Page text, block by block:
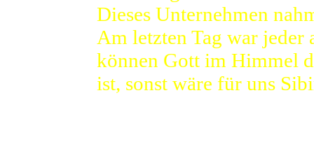
Dieses Unternehmen
Am letzten Tag war jeder
können Gott im Himmel
ist, sonst wäre für uns